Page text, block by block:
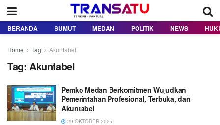
BERANDA SUMUT MEDAN POLITIK NEWS
Home Tag Akuntabel
Tag: Akuntabel
Pemko Medan Berkomitmen Wujudkan
Pemerintahan Profesional, Terbuka, dan
Akuntabel
29 OKTOBER 2025